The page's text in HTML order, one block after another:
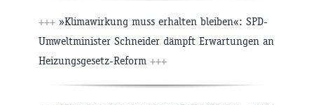
+++ »Klimawirkung muss erhalten bleiben«: SPD-
Umweltminister Schneider dämpft Erwartungen an
Heizungsgesetz-Reform +++